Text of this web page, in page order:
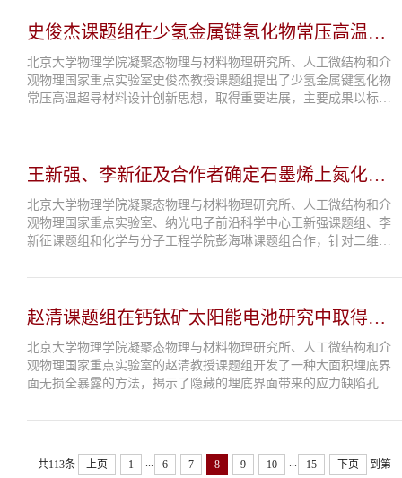
史俊杰课题组在少氢金属键氢化物常压高温超
导材料设计方面取得重要进展
北京大学物理学院凝聚态物理与材料物理研究所、人工微结构和介
观物理国家重点实验室史俊杰教授课题组提出了少氢金属键氢化物
常压高温超导材料设计创新思想，取得重要进展，主要成果以标题
Hydrogen High‑Tc Supe...
王新强、李新征及合作者确定石墨烯上氮化物
半导体单晶材料外延范式
北京大学物理学院凝聚态物理与材料物理研究所、人工微结构和介
观物理国家重点实验室、纳光电子前沿科学中心王新强课题组、李
新征课题组和化学与分子工程学院彭海琳课题组合作，针对二维材
理论相结合，证明准范德华...
赵清课题组在钙钛矿太阳能电池研究中取得突
破性进展
北京大学物理学院凝聚态物理与材料物理研究所、人工微结构和介
观物理国家重点实验室的赵清教授课题组开发了一种大面积埋底界
面无损全暴露的方法，揭示了隐藏的埋底界面带来的应力缺陷孔洞
层大幅提升了钙钛矿薄膜起...
共113条 上页 1 ... 6 7 8 9 10 ... 15 下页 到第